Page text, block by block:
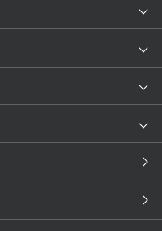
une nana cool
ワコールスタイル